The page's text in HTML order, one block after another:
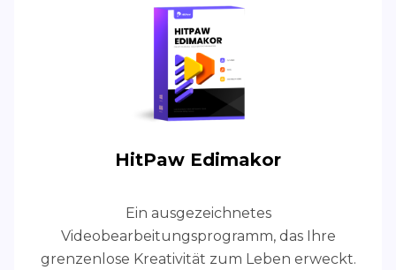
HitPaw Edimakor
Ein ausgezeichnetes
Videobearbeitungsprogramm, das Ihre
grenzenlose Kreativität zum Leben erweckt.